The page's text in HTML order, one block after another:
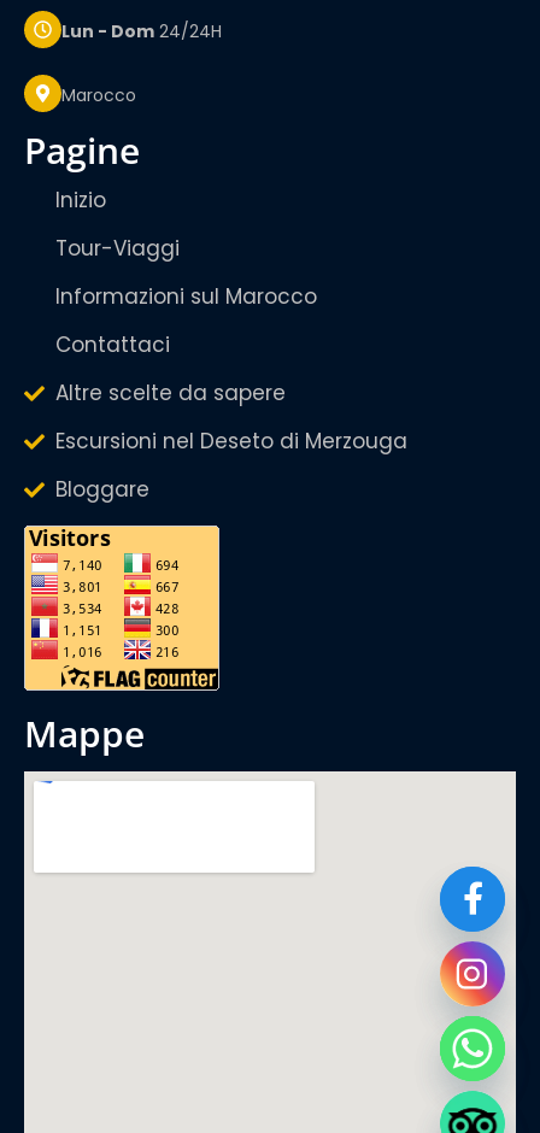
Lun - Dom 24/24H
Marocco
pagine
Inizio
Tour-Viaggi
Informazioni sul Marocco
Contattaci
Altre scelte da sapere
Escursioni nel Deseto di Merzouga
Bloggare
mappe